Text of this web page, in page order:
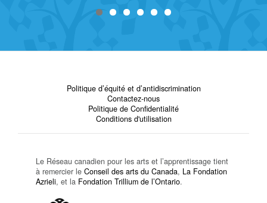
Politique d’équité et d’antidiscrimination
Contactez-nous
Politique de Confidentialité
Conditions d'utilisation
Le Réseau canadien pour les arts et l’apprentissage tient
à remercier le Conseil des arts du Canada, La Fondation
Azrieli, et la Fondation Trillium de l’Ontario.